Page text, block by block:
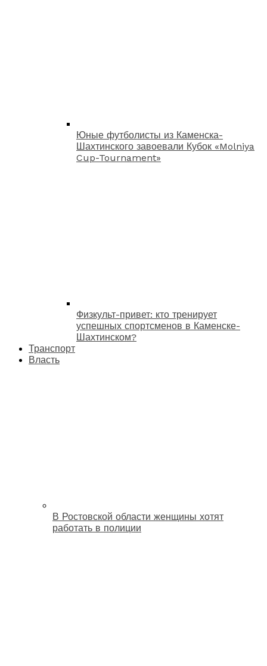
Юные футболисты из Каменска-
Шахтинского завоевали Кубок «Molniya
Cup-Tournament»
Физкульт-привет: кто тренирует
успешных спортсменов в Каменске-
Шахтинском?
Транспорт
Власть
В Ростовской области женщины хотят
работать в полиции